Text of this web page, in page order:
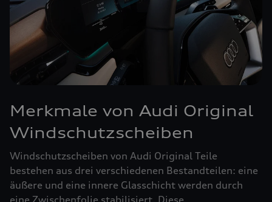
Merkmale von Audi Original
Windschutzscheiben
Windschutzscheiben von Audi Original Teile
bestehen aus drei verschiedenen Bestandteilen: eine
äußere und eine innere Glasschicht werden durch
eine Zwischenfolie stabilisiert. Diese